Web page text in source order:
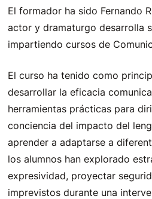
El formador ha sido Fernando
actor y dramaturgo desarrolla
impartiendo cursos de
El curso ha tenido como
desarrollar la eficacia
herramientas prácticas para
conciencia del impacto del
aprender a adaptarse a
los alumnos han explorado
expresividad, proyectar
imprevistos durante una